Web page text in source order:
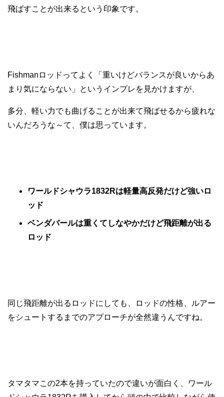
飛ばすことが出来るという印象です。
Fishmanロッドってよく「重いけどバランスが良いからあ
まり気にならない」というインプレを見かけますが、
多分、軽い力でも曲げることが出来て飛ばせるから疲れな
いんだろうな～て、僕は思っています。
ワールドシャウラ1832Rは軽量高反発だけど強いロ
ッド
ベンダバールは重くてしなやかだけど飛距離が出る
ロッド
同じ飛距離が出るロッドにしても、ロッドの性格、ルアー
をシュートするまでのアプローチが全然違うんですね。
タマタマこの2本を持っていたので違いが面白く、ワール